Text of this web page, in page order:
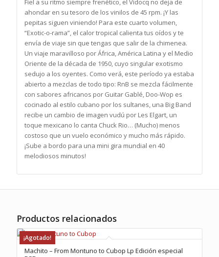
Fiel a su ritmo siempre frenético, el Vidocq no deja de
ahondar en su tesoro de los vinilos de 45 rpm. ¡Y las
pepitas siguen viniendo! Para este cuarto volumen,
“Exotic-o-rama”, el calor tropical calienta tus oídos y te
envía de viaje sin que tengas que salir de la chimenea.
Un viaje maravilloso por África, América Latina y el Medio
Oriente de la década de 1950, cuyo singular exotismo
sedujo a los oyentes. Como verá, este período ya estaba
abierto a mezclas de todo tipo: RnB se mezcla fácilmente
con sabores africanos por Guitar Gablé, Doo-Wop es
cocinado al estilo cubano por los sultanes, una Big Band
recibe un cambio de imagen vudú por Les Elgart, un
toque mexicano lo canta Chuck Rio… (Mucho) menos
costoso que un vuelo económico y mucho más rápido.
¡Sube a bordo para una mini gira mundial en 40
melodiosos minutos!
Productos relacionados
¡Agotado!
Machito – From Montuno to Cubop Lp Edición especial